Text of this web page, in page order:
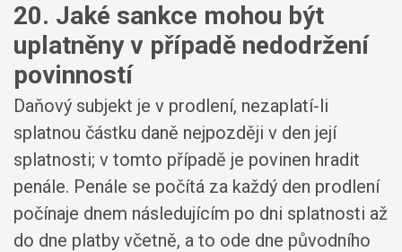
20. Jaké sankce mohou být
uplatněny v případě nedodržení
povinností
Daňový subjekt je v prodlení, nezaplatí-li
splatnou částku daně nejpozději v den její
splatnosti; v tomto případě je povinen hradit
penále. Penále se počítá za každý den prodlení
počínaje dnem následujícím po dni splatnosti až
do dne platby včetně, a to ode dne původního